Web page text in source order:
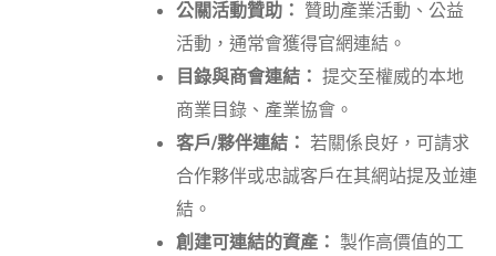
公關活動贊助： 贊助產業活動、公益
活動，通常會獲得官網連結。
目錄與商會連結： 提交至權威的本地
商業目錄、產業協會。
客戶/夥伴連結： 若關係良好，可請求
合作夥伴或忠誠客戶在其網站提及並連
結。
創建可連結的資產： 製作高價值的工